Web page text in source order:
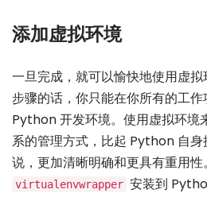
添加虚拟环境
一旦完成，就可以愉快地使用虚
步骤的话，你只能在你所有的工
Python 开发环境。使用虚拟环境
系的管理方式，比起 Python 自
说，更加清晰明确和更具有重用
virtualenvwrapper 安装到